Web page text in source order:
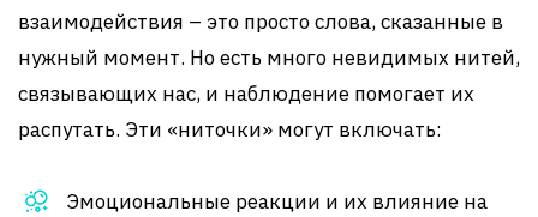
взаимодействия – это просто слова, сказанные в
нужный момент. Но есть много невидимых нитей,
связывающих нас, и наблюдение помогает их
распутать. Эти «ниточки» могут включать:
Эмоциональные реакции и их влияние на